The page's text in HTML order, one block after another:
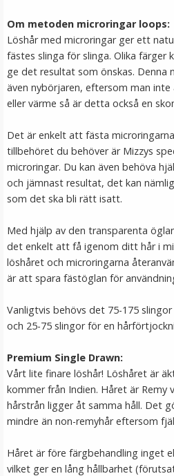
Mizzy Tangler
★
99 kr
LÄGG I
Om metoden microringar loops:
Löshår med microringar ger ett
fästes slinga för slinga. Olika färger
ge det resultat som önskas. Denna
även nybörjaren, eftersom man
eller värme så är detta också en
Det är enkelt att fästa
tillbehöret du behöver är Mizzys
microringar. Du kan även behöva
och jämnast resultat, det kan
som det ska bli rätt isatt.
Med hjälp av den transparenta
det enkelt att få igenom ditt hår i
löshåret och microringarna
är att spara fästöglan för
Vanligtvis behövs det 75-175
och 25-75 slingor för en
Premium Single Drawn:
Vårt lite finare löshår! Löshåret är
kommer från Indien. Håret är Remy
hårstrån ligger åt samma håll. Det
mindre än non-remyhår eftersom
Håret är före färgbehandling inget
vilket ger en lång hållbarhet